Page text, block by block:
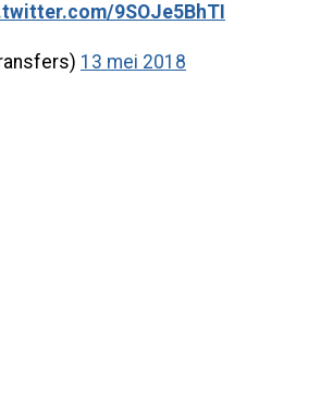
9SOJe5BhTI
13 mei 2018